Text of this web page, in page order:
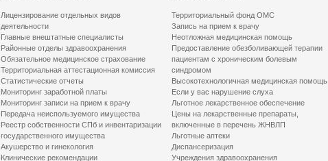
Лицензирование отдельных видов
деятельности
Главные внештатные специалисты
Районные отделы здравоохранения
Обязательное медицинское страхование
Территориальная аттестационная комиссия
Статистические отчеты
Мониторинг заработной платы
Мониторинг записи на прием к врачу
Передача неиспользуемого имущества
Реестр собственности СПб и инвентаризации
государственного имущества
Акушерство и гинекология
Клинические рекомендации
Территориальный фонд ОМС
Запись на прием к врачу
Неотложная медицинская помощь
Предоставление обезболивающей терапии
пациентам с хроническим болевым
синдромом
Высокотехнологичная медицинская помощь
Если у вас нарушение слуха
Льготное лекарственное обеспечение
Цены на лекарственные препараты,
включенные в перечень ЖНВЛП
Льготные аптеки
Диспансеризация
Учреждения здравоохранения